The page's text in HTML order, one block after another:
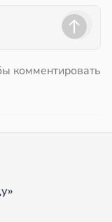
комментировать